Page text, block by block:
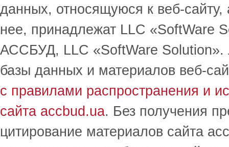
данных, относящуюся к веб-
нее, принадлежат LLC
АССБУД, LLC «SoftWare Solution».
базы данных и материалов веб-
с правилами распространения и
сайта accbud.ua. Без получения
цитирование материалов сайта